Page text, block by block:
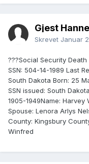
Gjest
Skrevet Januar
???Social Security
SSN: 504-14-1989 Last
South Dakota Born: 25
SSN issued: South
1905-1949Name:
Spouse: Lenora Arlys
County: Kingsbury
Winfred